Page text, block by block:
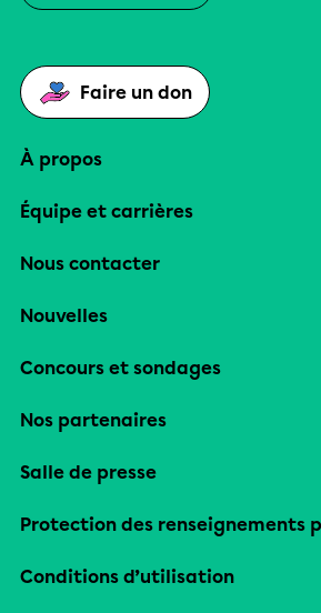
Faire un don
À propos
Équipe et carrières
Nous contacter
Nouvelles
Concours et sondages
Nos partenaires
Salle de presse
Protection des renseignements
Conditions d’utilisation